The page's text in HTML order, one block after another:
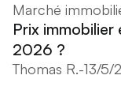
Marché
Prix
2026 ?
Thomas R.-13/5/